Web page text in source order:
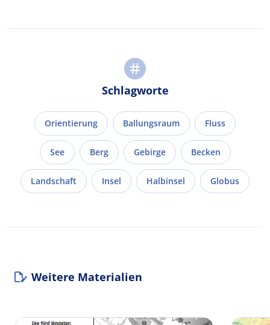
Schlagworte
Orientierung Ballungsraum Fluss
See Berg Gebirge Becken
Landschaft Insel Halbinsel Globus
Weitere Materialien